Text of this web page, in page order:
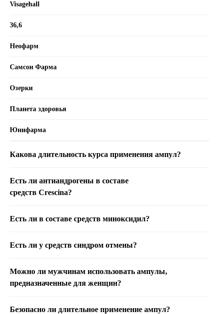
Visagehall
36,6
Неофарм
Самсон Фарма
Озерки
Планета здоровья
Юнифарма
Какова длительность курса применения ампул?
Есть ли антиандрогены в составе
средств Crescina?
Есть ли в составе средств миноксидил?
Есть ли у средств синдром отмены?
Можно ли мужчинам использовать ампулы,
предназначенные для женщин?
Безопасно ли длительное применение ампул?